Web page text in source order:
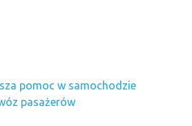
pomoc w samochodzie
pasażerów